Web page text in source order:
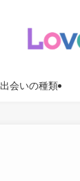
出会いの種類